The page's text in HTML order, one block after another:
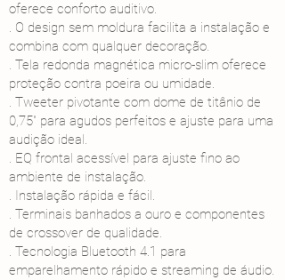
oferece conforto auditivo.
. O design sem moldura facilita a instalação e
combina com qualquer decoração.
. Tela redonda magnética micro-slim oferece
proteção contra poeira ou umidade.
. Tweeter pivotante com dome de titânio de
0,75" para agudos perfeitos e ajuste para uma
audição ideal.
. EQ frontal acessível para ajuste fino ao
ambiente de instalação.
. Instalação rápida e fácil.
. Terminais banhados a ouro e componentes
de crossover de qualidade.
. Tecnologia Bluetooth 4.1 para
emparelhamento rápido e streaming de áudio.